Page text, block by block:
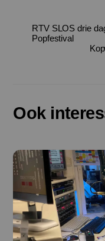
RTV SLOS drie
Popfestival
Ook